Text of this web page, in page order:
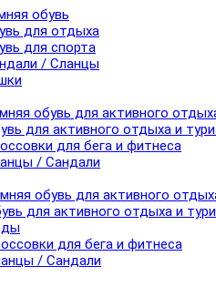
обувь
для отдыха
для спорта
/ Сланцы
обувь для активного
для активного отдыха и
для бега и фитнеса
/ Сандали
обувь для активного
для активного отдыха и
для бега и фитнеса
/ Сандали